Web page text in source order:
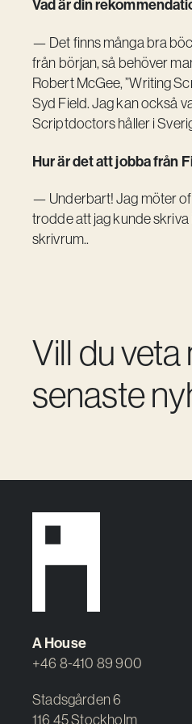
Vad är din
— Det finns många bra
från början, så behöver
Robert McGee, ”Writing
Syd Field. Jag kan också
Scriptdoctors håller i
Hur är det att jobba från
— Underbart! Jag möter
trodde att jag kunde
skrivrum..
Vill du
senaste
A House
+46 8-410 89 900
Stadsgården 6
116 45 Stockholm